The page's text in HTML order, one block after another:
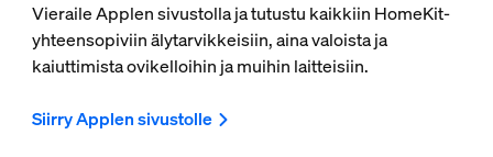
Vieraile Applen sivustolla ja tutustu kaikkiin HomeKit-
yhteensopiviin älytarvikkeisiin, aina valoista ja
kaiuttimista ovikelloihin ja muihin laitteisiin.
Siirry Applen sivustolle